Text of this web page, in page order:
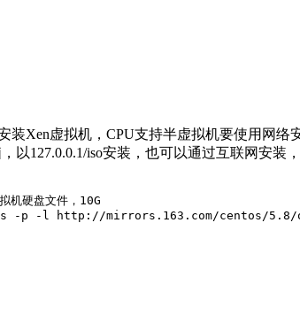
装Xen虚拟机，CPU支持半虚拟机要使用网络
以127.0.0.1/iso安装，也可以通过互联网安装
硬盘文件，10G
-p -l http://mirrors.163.com/centos/5.8/